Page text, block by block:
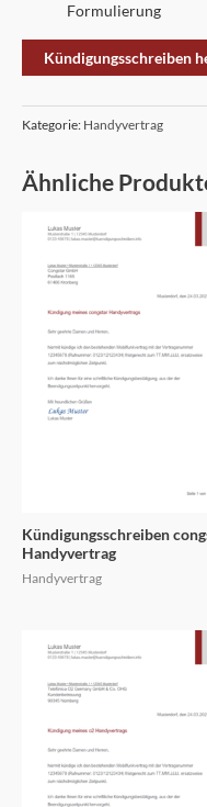
Formulierung
Kündigungsschreiben
Kategorie: Handyvertrag
Ähnliche
Kündigungsschreiben
Handyvertrag
Handyvertrag